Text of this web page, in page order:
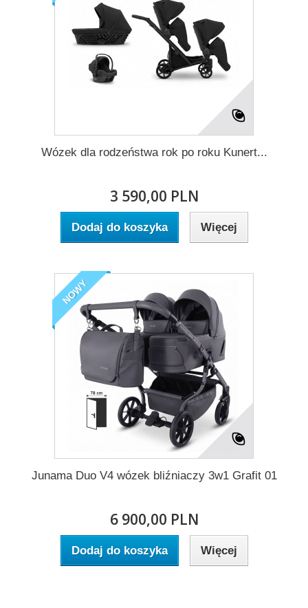
Wózek dla rodzeństwa rok po roku Kunert...
3 590,00 PLN
Dodaj do koszyka Więcej
NOWY
Junama Duo V4 wózek bliźniaczy 3w1 Grafit 01
6 900,00 PLN
Dodaj do koszyka Więcej